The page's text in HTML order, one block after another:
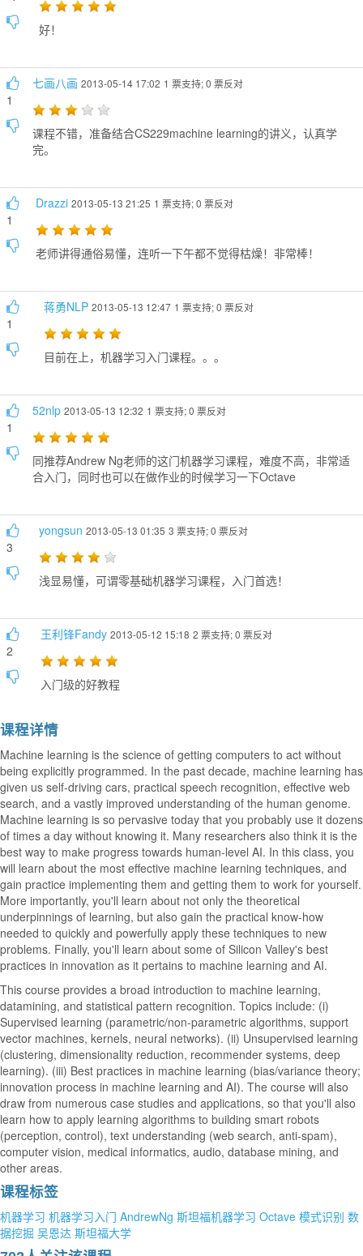
好！
1
七画八画 2013-05-14 17:02 1 票支持; 0 票反对
课程不错，准备结合CS229machine learning的讲义，认真学
完。
1
Drazzi 2013-05-13 21:25 1 票支持; 0 票反对
老师讲得通俗易懂，连听一下午都不觉得枯燥！非常棒！
1
蒋勇NLP 2013-05-13 12:47 1 票支持; 0 票反对
目前在上，机器学习入门课程。。。
1
52nlp 2013-05-13 12:32 1 票支持; 0 票反对
同推荐Andrew Ng老师的这门机器学习课程，难度不高，非常适
合入门，同时也可以在做作业的时候学习一下Octave
3
yongsun 2013-05-13 01:35 3 票支持; 0 票反对
浅显易懂，可谓零基础机器学习课程，入门首选！
2
王利锋Fandy 2013-05-12 15:18 2 票支持; 0 票反对
入门级的好教程
课程详情
Machine learning is the science of getting computers to act without
being explicitly programmed. In the past decade, machine learning has
given us self-driving cars, practical speech recognition, effective web
search, and a vastly improved understanding of the human genome.
Machine learning is so pervasive today that you probably use it dozens
of times a day without knowing it. Many researchers also think it is the
best way to make progress towards human-level AI. In this class, you
will learn about the most effective machine learning techniques, and
gain practice implementing them and getting them to work for yourself.
More importantly, you'll learn about not only the theoretical
underpinnings of learning, but also gain the practical know-how
needed to quickly and powerfully apply these techniques to new
problems. Finally, you'll learn about some of Silicon Valley's best
practices in innovation as it pertains to machine learning and AI.
This course provides a broad introduction to machine learning,
datamining, and statistical pattern recognition. Topics include: (i)
Supervised learning (parametric/non-parametric algorithms, support
vector machines, kernels, neural networks). (ii) Unsupervised learning
(clustering, dimensionality reduction, recommender systems, deep
learning). (iii) Best practices in machine learning (bias/variance theory;
innovation process in machine learning and AI). The course will also
draw from numerous case studies and applications, so that you'll also
learn how to apply learning algorithms to building smart robots
(perception, control), text understanding (web search, anti-spam),
computer vision, medical informatics, audio, database mining, and
other areas.
课程标签
机器学习 机器学习入门 AndrewNg 斯坦福机器学习 Octave 模式识别 数
据挖掘 吴恩达 斯坦福大学